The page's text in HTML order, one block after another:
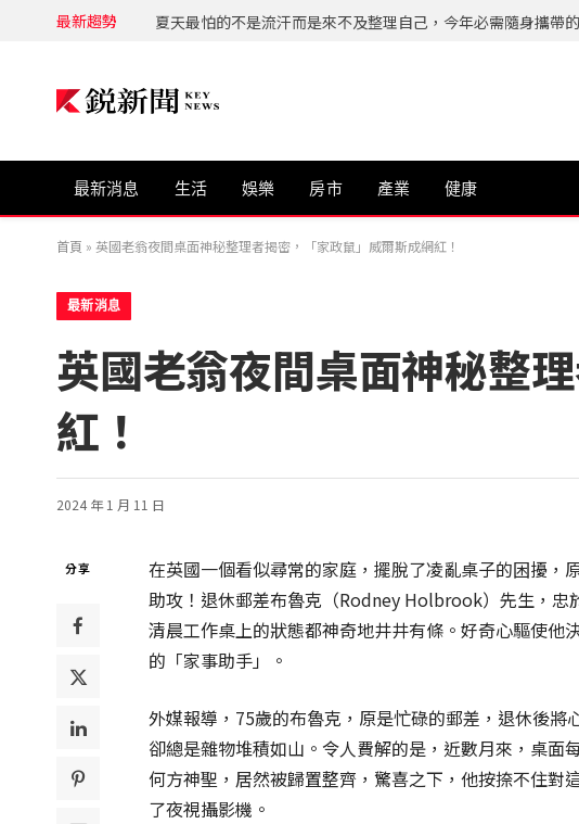
最新趨勢
最新消息 生活 娛樂 房市 產業 健康
首頁 » 英國老翁夜間桌面神秘整理者揭密，「家政鼠」威爾斯成網紅！
最新消息
英國老翁夜間桌面神秘整
紅！
2024 年 1 月 11 日
分享
在英國一個看似尋常的家庭，擺脫了凌亂桌子的困擾，
助攻！退休郵差布魯克（Rodney Holbrook）先生，忠
清晨工作桌上的狀態都神奇地井井有條。好奇心驅使他
的「家事助手」。
外媒報導，75歲的布魯克，原是忙碌的郵差，退休後
卻總是雜物堆積如山。令人費解的是，近數月來，桌面
何方神聖，居然被歸置整齊，驚喜之下，他按捺不住對
了夜視攝影機。